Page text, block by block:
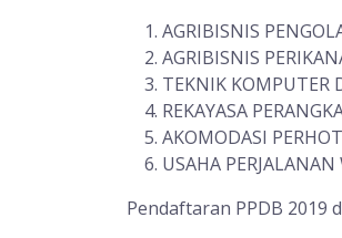
AGRIBISNIS
AGRIBISNIS
TEKNIK KOMPUTER
REKAYASA
AKOMODASI
USAHA
Pendaftaran PPDB 2019